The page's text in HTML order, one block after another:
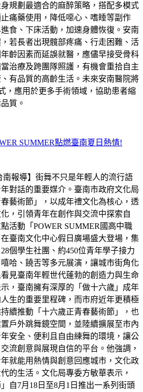
規劃最適合的麻醉策略，搭配多模式
痛藥使用，降低噁心、嗜睡等副作
食、下床活動，加速身體恢復。安南
若長者出現髖部疼痛、行走困難、活
齡因素而延誤就醫，應儘早接受骨科
治療及跨團隊照護，有機會重拾自主
有品質的高齡生活。未來安南醫院將
，應用於更多手術領域，協助患者縮
質。
SUMMER點燃臺南夏日熱情!
南報導】街舞不只是年輕人的流行語
對話的重要媒介。臺南市政府文化局
藝術節」，以成年禮文化為核心，透
，引領青年在創作與交流中探索自
活動「POWER SUMMER國高中職
臺南文化中心假日廣場盛大登場，集
個學生社團、約450位青年學子接力
哈、饒舌等多元展演，讓城市街角化
見臺南年輕世代蓬勃的創造力與生命
，臺南擁有深厚的「做十六歲」成年
生的重要里程碑，而市府近年更積極
續推動「十六歲正青春藝術節」，也
戶外跳舞鏡空間，並陸續擴展至市內
安全、便利且自由練舞的環境，讓公
流創意與展現自信的平台。他強調，
就能用熱情與創意回應城市，文化政
的生活。文化局專委方敏華表示，
自7月18日至8月1日推出一系列街頭